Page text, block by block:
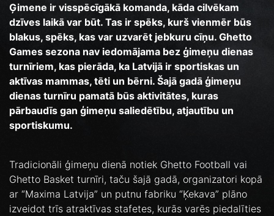
Ģimene ir visspēcīgākā komanda, kāda cilvēkam
dzīves laikā var būt. Tas ir spēks, kurš vienmēr būs
blakus, spēks, kas var uzvarēt jebkuru cīņu. Ghetto
Games sezona nav iedomājama bez ģimeņu dienas
turnīriem, kas pierāda, ka Latvijā ir sportiskas un
aktīvas mammas, tēti un bērni. Šajā gadā ģimeņu
dienas turnīru pamatā būs aktivitātes, kuras
pārbaudīs gan ģimeņu saliedētību, atjautību un
sportiskumu.
Tradicionāli ģimeņu dienā notiek Ghetto Football vai
Ghetto Basket turnīri, taču šajā gadā, organizatori kopā
ar “Maxima Latvija” un putnu fabriku “Ķekava” plāno
izveidot trīs atraktīvas stafetes, kurās varēs piedalīties